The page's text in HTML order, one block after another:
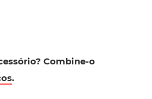
Combine-o
.